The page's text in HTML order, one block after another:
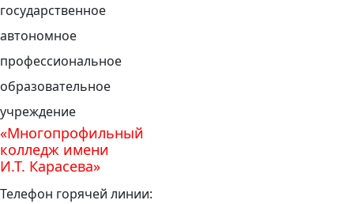
государственное
автономное
профессиональное
образовательное
учреждение
«Многопрофильный
колледж имени
И.Т. Карасева»
Телефон горячей линии: